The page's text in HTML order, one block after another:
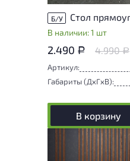
Б/У
В наличии: 1 шт
2.490 Р 4.990Р
Артикул:
Габариты (ДxГxВ):
В корзину